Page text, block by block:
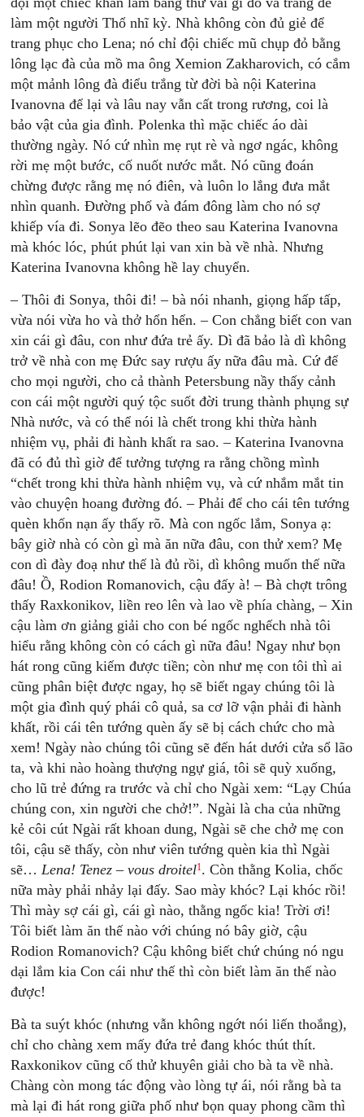
làm một người Thổ nhĩ kỳ. Nhà không còn đủ giẻ để
trang phục cho Lena; nó chỉ đội chiếc mũ chụp đỏ bằng
lông lạc đà của mồ ma ông Xemion Zakharovich, có cắm
một mảnh lông đà điểu trắng từ đời bà nội Katerina
Ivanovna để lại và lâu nay vẫn cất trong rương, coi là
bảo vật của gia đình. Polenka thì mặc chiếc áo dài
thường ngày. Nó cứ nhìn mẹ rụt rè và ngơ ngác, không
rời mẹ một bước, cố nuốt nước mắt. Nó cũng đoán
chừng được rằng mẹ nó điên, và luôn lo lắng đưa mắt
nhìn quanh. Đường phố và đám đông làm cho nó sợ
khiếp vía đi. Sonya lẽo đẽo theo sau Katerina Ivanovna
mà khóc lóc, phút phút lại van xin bà về nhà. Nhưng
Katerina Ivanovna không hề lay chuyển.
– Thôi đi Sonya, thôi đi! – bà nói nhanh, giọng hấp tấp,
vừa nói vừa ho và thở hổn hển. – Con chẳng biết con van
xin cái gì đâu, con như đứa trẻ ấy. Dì đã bảo là dì không
trở về nhà con mẹ Đức say rượu ấy nữa đâu mà. Cứ để
cho mọi người, cho cả thành Petersbung nầy thấy cảnh
con cái một người quý tộc suốt đời trung thành phụng sự
Nhà nước, và có thể nói là chết trong khi thừa hành
nhiệm vụ, phải đi hành khất ra sao. – Katerina Ivanovna
đã có đủ thì giờ để tưởng tượng ra rằng chồng mình
“chết trong khi thừa hành nhiệm vụ, và cứ nhắm mắt tin
vào chuyện hoang đường đó. – Phải để cho cái tên tướng
quèn khốn nạn ấy thấy rõ. Mà con ngốc lắm, Sonya ạ:
bây giờ nhà có còn gì mà ăn nữa đâu, con thử xem? Mẹ
con dì đày đoạ như thế là đủ rồi, dì không muốn thế nữa
đâu! Ồ, Rodion Romanovich, cậu đấy à! – Bà chợt trông
thấy Raxkonikov, liền reo lên và lao về phía chàng, – Xin
cậu làm ơn giảng giải cho con bé ngốc nghếch nhà tôi
hiểu rằng không còn có cách gì nữa đâu! Ngay như bọn
hát rong cũng kiếm được tiền; còn như mẹ con tôi thì ai
cũng phân biệt được ngay, họ sẽ biết ngay chúng tôi là
một gia đình quý phái cô quả, sa cơ lỡ vận phải đi hành
khất, rồi cái tên tướng quèn ấy sẽ bị cách chức cho mà
xem! Ngày nào chúng tôi cũng sẽ đến hát dưới cửa sổ lão
ta, và khi nào hoàng thượng ngự giá, tôi sẽ quỳ xuống,
cho lũ trẻ đứng ra trước và chỉ cho Ngài xem: “Lạy Chúa
chúng con, xin người che chở!”. Ngài là cha của những
kẻ côi cút Ngài rất khoan dung, Ngài sẽ che chở mẹ con
tôi, cậu sẽ thấy, còn như viên tướng quèn kia thì Ngài
sẽ…Lena! Tenez – vous droitel1 . Còn thằng Kolia, chốc
nữa mày phải nhảy lại đấy. Sao mày khóc? Lại khóc rồi!
Thì mày sợ cái gì, cái gì nào, thằng ngốc kia! Trời ơi!
Tôi biết làm ăn thế nào với chúng nó bây giờ, cậu
Rodion Romanovich? Cậu không biết chứ chúng nó ngu
dại lắm kia Con cái như thế thì còn biết làm ăn thế nào
được!
Bà ta suýt khóc (nhưng vẫn không ngớt nói liến thoắng),
chỉ cho chàng xem mấy đứa trẻ đang khóc thút thít.
Raxkonikov cũng cố thử khuyên giải cho bà ta về nhà.
Chàng còn mong tác động vào lòng tự ái, nói rằng bà ta
mà lại đi hát rong giữa phố như bọn quay phong cầm thì